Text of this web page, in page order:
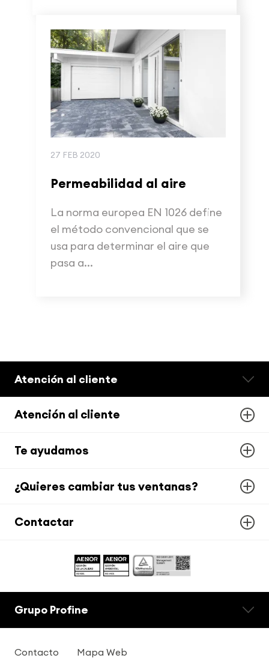
27 FEB 2020
Permeabilidad al aire
La norma europea EN 1026 define
el método convencional que se
usa para determinar el aire que
pasa a...
Atención al cliente
Atención al cliente
Te ayudamos
¿Quieres cambiar tus ventanas?
Contactar
Grupo Profine
Contacto Mapa Web